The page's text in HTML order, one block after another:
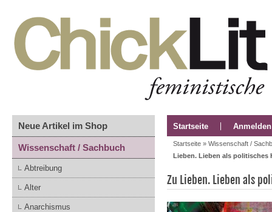
Neue Artikel im Shop
Wissenschaft / Sachbuch
Abtreibung
Alter
Anarchismus
Startseite Anmelden
Startseite » Wissenschaft /
Lieben. Lieben als politisches
Zu Lieben. Lieben als